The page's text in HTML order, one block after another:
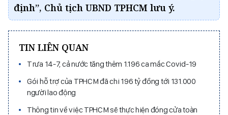
định”, Chủ tịch UBND TPHCM lưu ý.
TIN LIÊN QUAN
Trưa 14-7, cả nước tăng thêm 1.196 ca mắc Covid-19
Gói hỗ trợ của TPHCM đã chi 196 tỷ đồng tới 131.000
người lao động
Thông tin về việc TPHCM sẽ thực hiện đóng cửa toàn